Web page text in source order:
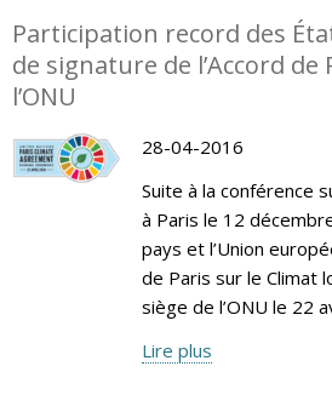
Participation record des
de signature de l’Accord de
l’ONU
28-04-2016
Suite à la conférence
à Paris le 12
pays et l’Union
de Paris sur le Climat
siège de l’ONU le 22
Lire plus